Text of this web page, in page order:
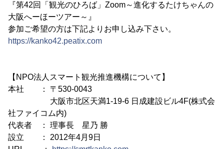
『第42回「観光のひろば」Zoom～進化するたけちゃんの
大阪へーほーツアー～』
参加ご希望の方は下記よりお申し込み下さい。
https://kanko42.peatix.com
【NPO法人スマート観光推進機構について】
本社 ： 〒530-0043
大阪市北区天満1-19-6 日成建設ビル4F(株式会
社ファイコム内)
代表者 ： 理事長 星乃 勝
設立 ： 2012年4月9日